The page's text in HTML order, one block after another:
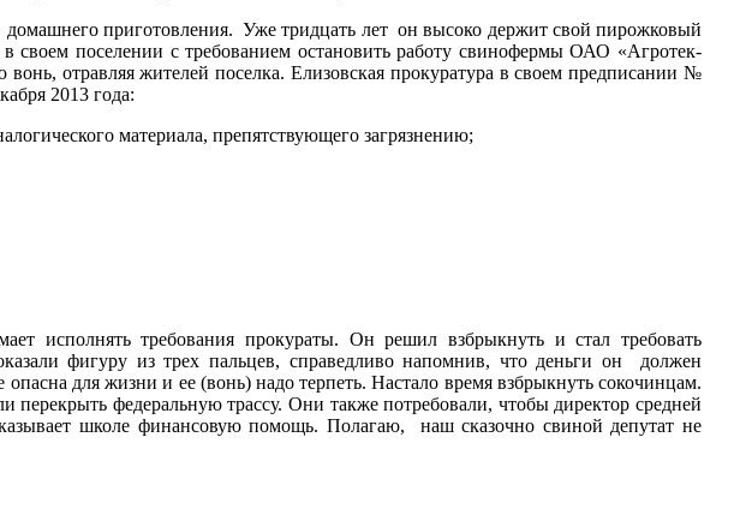
приготовления. Уже тридцать лет он высоко держит свой пирожковый
поселении с требованием остановить работу свинофермы ОАО «Агротек-
отравляя жителей поселка. Елизовская прокуратура в своем предписании №
2013 года:
материала, препятствующего загрязнению;
исполнять требования прокураты. Он решил взбрыкнуть и стал требовать
фигуру из трех пальцев, справедливо напомнив, что деньги он должен
для жизни и ее (вонь) надо терпеть. Настало время взбрыкнуть сокочинцам.
федеральную трассу. Они также потребовали, чтобы директор средней
школе финансовую помощь. Полагаю, наш сказочно свиной депутат не